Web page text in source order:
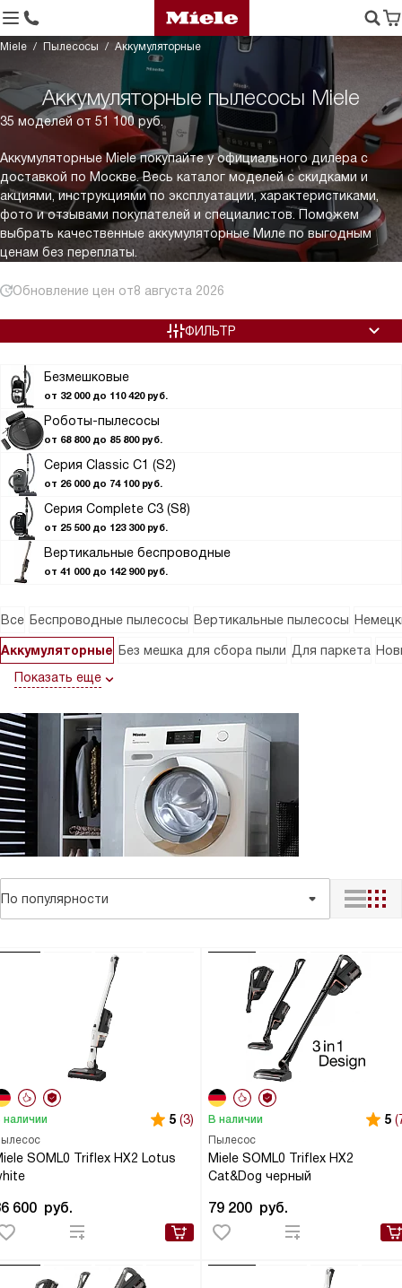
Miele Пылесосы Аккумуляторные
Аккумуляторные пылесосы Miele
35 моделей от 51 100 руб.
Аккумуляторные Miele покупайте у официального дилера с
доставкой по Москве. Весь каталог моделей с скидками и
акциями, инструкциями по эксплуатации, характеристиками,
фото и отзывами покупателей и специалистов. Поможем
выбрать качественные аккумуляторные Миле по выгодным
ценам без переплаты.
Обновление цен от8 августа 2026
Безмешковые
от 32 000 до 110 420 руб.
Роботы-пылесосы
от 68 800 до 85 800 руб.
Серия Classic C1 (S2)
от 26 000 до 74 100 руб.
Серия Complete C3 (S8)
от 25 500 до 123 300 руб.
Вертикальные беспроводные
от 41 000 до 142 900 руб.
ФИЛЬТР
Все Беспроводные пылесосы Вертикальные пылесосы
Аккумуляторные Без мешка для сбора пыли Для паркета
Показать еще
По популярности
SOML0 Triflex HX2 Lotus
наличии 5 (3)
600 руб.
Пылесос
Miele SOML0 Triflex HX2
Cat&Dog черный
В наличии 5
79 200 руб.